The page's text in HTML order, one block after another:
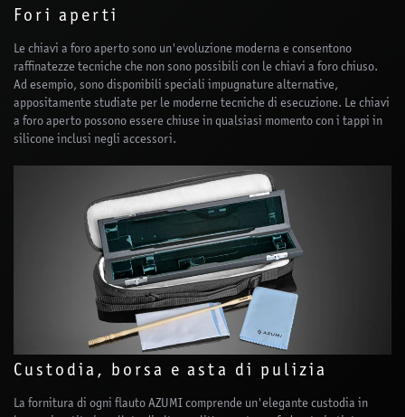
Fori aperti
Le chiavi a foro aperto sono un'evoluzione moderna e consentono
raffinatezze tecniche che non sono possibili con le chiavi a foro chiuso.
Ad esempio, sono disponibili speciali impugnature alternative,
appositamente studiate per le moderne tecniche di esecuzione. Le chiavi
a foro aperto possono essere chiuse in qualsiasi momento con i tappi in
silicone inclusi negli accessori.
Custodia, borsa e asta di pulizia
La fornitura di ogni flauto AZUMI comprende un'elegante custodia in